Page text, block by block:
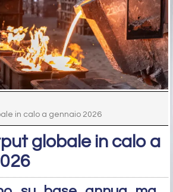
in calo a gennaio 2026
globale in calo a